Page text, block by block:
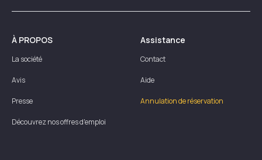
À PROPOS
La société
Avis
Presse
Découvrez nos offres d'emploi
Assistance
Contact
Aide
Annulation de réservation